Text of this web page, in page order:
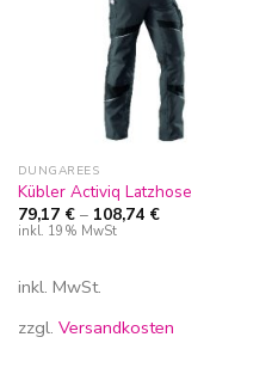
DUNGAREES
Kübler Activiq Latzhose
79,17 €– 108,74 €
inkl. 19% MwSt
inkl. MwSt.
zzgl. Versandkosten